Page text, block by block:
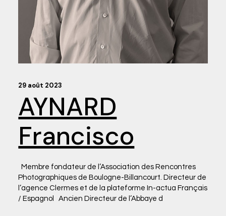
29 août 2023
AYNARD
Francisco
Membre fondateur de l’Association des Rencontres
Photographiques de Boulogne-Billancourt. Directeur de
l’agence Clermes et de la plateforme In-actua Français
/ Espagnol Ancien Directeur de l’Abbaye d